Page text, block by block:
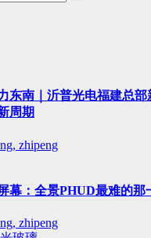
东南｜沂普光电福建总
周期
zhipeng
幕：全景PHUD最难的那
zhipeng